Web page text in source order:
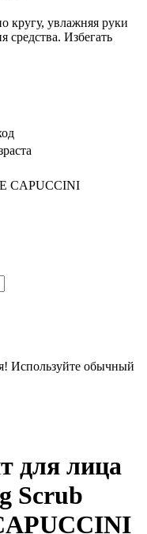
увлажняя руки
средства. Избегать
CAPUCCINI
Используйте обычный
для лица
Scrub